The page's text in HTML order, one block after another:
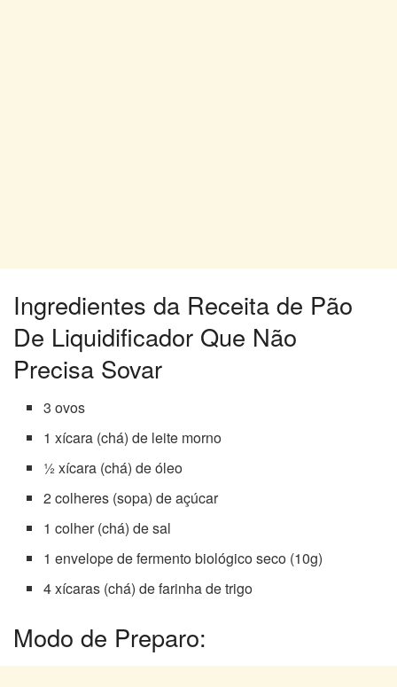
Ingredientes da Receita de Pão
De Liquidificador Que Não
Precisa Sovar
3 ovos
1 xícara (chá) de leite morno
½ xícara (chá) de óleo
2 colheres (sopa) de açúcar
1 colher (chá) de sal
1 envelope de fermento biológico seco (10g)
4 xícaras (chá) de farinha de trigo
Modo de Preparo: